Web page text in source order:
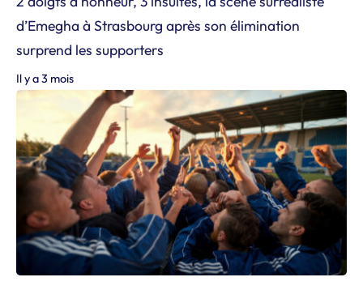
d’Emegha à Strasbourg après son élimination
surprend les supporters
Il y a 3 mois